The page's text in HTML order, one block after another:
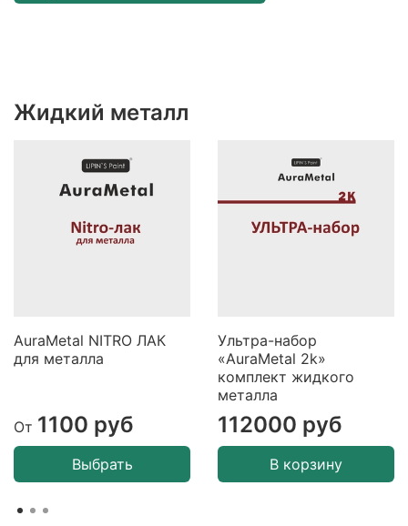
Жидкий металл
AuraMetal NITRO ЛАК
для металла
От 1100 руб
Выбрать
Ультра-набор
«AuraMetal 2k»
комплект жидкого
металла
112000 руб
В корзину